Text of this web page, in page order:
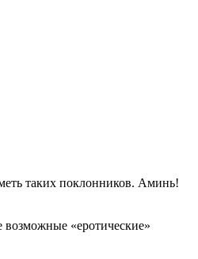
таких поклонников. Аминь!
«еротические»